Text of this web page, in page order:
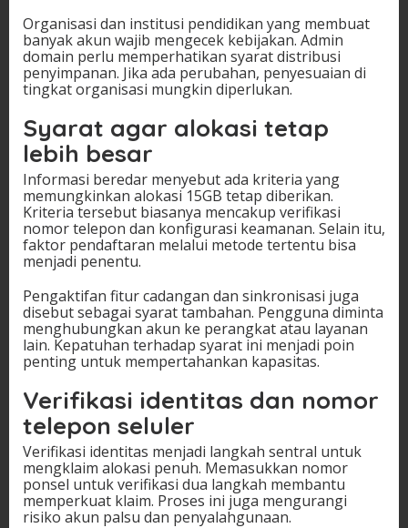
Organisasi dan institusi pendidikan yang membuat
banyak akun wajib mengecek kebijakan. Admin
domain perlu memperhatikan syarat distribusi
penyimpanan. Jika ada perubahan, penyesuaian di
tingkat organisasi mungkin diperlukan.
Syarat agar alokasi tetap
lebih besar
Informasi beredar menyebut ada kriteria yang
memungkinkan alokasi 15GB tetap diberikan.
Kriteria tersebut biasanya mencakup verifikasi
nomor telepon dan konfigurasi keamanan. Selain itu,
faktor pendaftaran melalui metode tertentu bisa
menjadi penentu.
Pengaktifan fitur cadangan dan sinkronisasi juga
disebut sebagai syarat tambahan. Pengguna diminta
menghubungkan akun ke perangkat atau layanan
lain. Kepatuhan terhadap syarat ini menjadi poin
penting untuk mempertahankan kapasitas.
Verifikasi identitas dan nomor
telepon seluler
Verifikasi identitas menjadi langkah sentral untuk
mengklaim alokasi penuh. Memasukkan nomor
ponsel untuk verifikasi dua langkah membantu
memperkuat klaim. Proses ini juga mengurangi
risiko akun palsu dan penyalahgunaan.